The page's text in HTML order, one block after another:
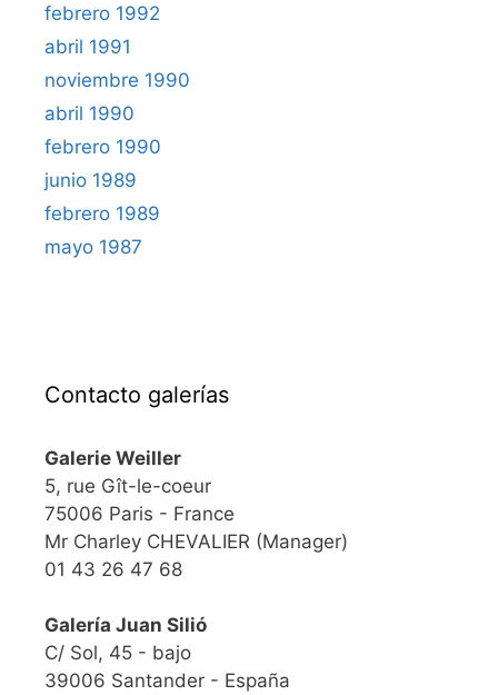
febrero 1992
abril 1991
noviembre 1990
abril 1990
febrero 1990
junio 1989
febrero 1989
mayo 1987
Contacto galerías
Galerie Weiller
5, rue Gît-le-coeur
75006 Paris - France
Mr Charley CHEVALIER (Manager)
01 43 26 47 68
Galería Juan Silió
C/ Sol, 45 - bajo
39006 Santander - España